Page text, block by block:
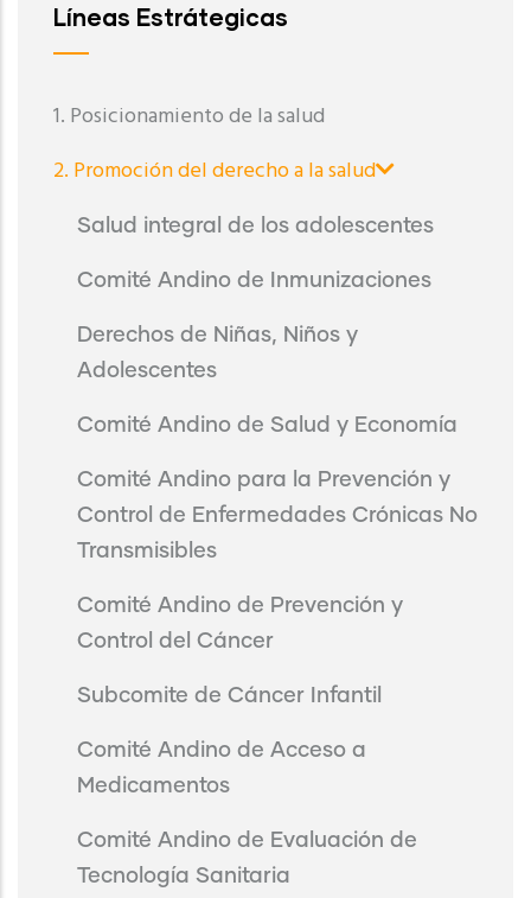
Líneas Estrátegicas
1. Posicionamiento de la salud
2. Promoción del derecho a la salud
Salud integral de los adolescentes
Comité Andino de Inmunizaciones
Derechos de Niñas, Niños y
Adolescentes
Comité Andino de Salud y Economía
Comité Andino para la Prevención y
Control de Enfermedades Crónicas No
Transmisibles
Comité Andino de Prevención y
Control del Cáncer
Subcomite de Cáncer Infantil
Comité Andino de Acceso a
Medicamentos
Comité Andino de Evaluación de
Tecnología Sanitaria